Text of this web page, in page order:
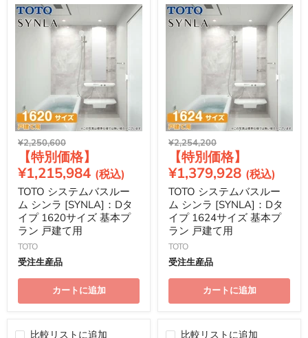
元
価
格
¥2,250,600
在
の
価
格
¥1,215,984
TOTO システムバスルー
ム シンラ [SYNLA]：Dタ
イプ 1620サイズ 基本プ
ラン 戸建て用
TOTO
受注生産品
カートに追加
元
価
格
¥2,254,200
在
の
価
格
¥1,379,928
TOTO システムバスルー
ム シンラ [SYNLA]：Dタ
イプ 1624サイズ 基本プ
ラン 戸建て用
TOTO
受注生産品
カートに追加
比較リストに追加 比較リストに追加